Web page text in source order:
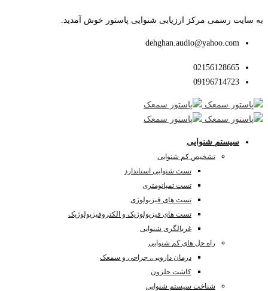
به سایت رسمی مرکز ارزیابی شنوایی پاستور خوش آمدید.
dehghan.audio@yahoo.com
02156128665
09196714723
سیستم شنوایی
تشخیص کم شنوایی
تست شنوایی استاندارد
تست تمپانومتری
تست های فیزیولوژی
تست های فیزیولوژیک و الکتروفیزیولوژیک
غربالگری شنوایی
راه حل های کم شنوایی
درمان دارویی، جراحی و سمعک
کاشت حلزون
شناخت سیستم شنوایی